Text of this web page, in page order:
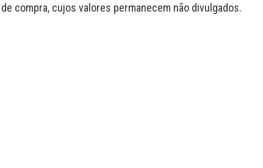
compra, cujos valores permanecem não divulgados.